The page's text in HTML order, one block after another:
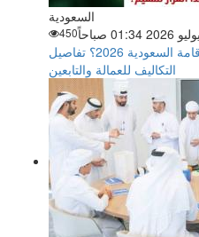
السعودية
450
قبل التجديد .. كم تبلغ رسوم الإقامة السعودية 2026؟ تفاصيل
التكاليف للعمالة والتابعين